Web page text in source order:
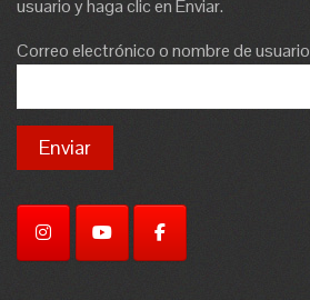
usuario y haga clic en Enviar.
Correo electrónico o nombre de usuario